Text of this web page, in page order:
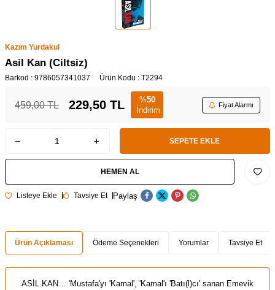
Kazım Yurdakul
Asil Kan (Ciltsiz)
Barkod : 9786057341037 Ürün Kodu : T2294
459,00TL 229,50 TL %50
İndirim
Fiyat Alarmı
SEPETE EKLE
HEMEN AL
Listeye Ekle Tavsiye Et Paylaş
Ürün Açıklaması Ödeme Seçenekleri Yorumlar Tavsiye Et
ASİL KAN… 'Mustafa'yı 'Kamal', 'Kamal'ı 'Batı(l)cı' sanan Emevik